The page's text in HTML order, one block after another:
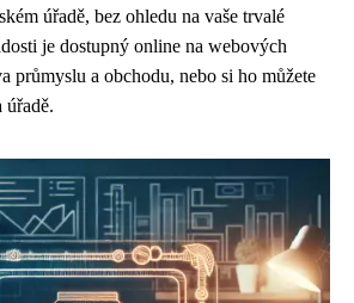
úřadě, bez ohledu na vaše trvalé
je dostupný online na webových
průmyslu a obchodu, nebo si ho můžete
úřadě.